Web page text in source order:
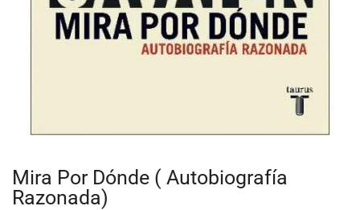
Mira Por Dónde ( Autobiografía
Razonada)